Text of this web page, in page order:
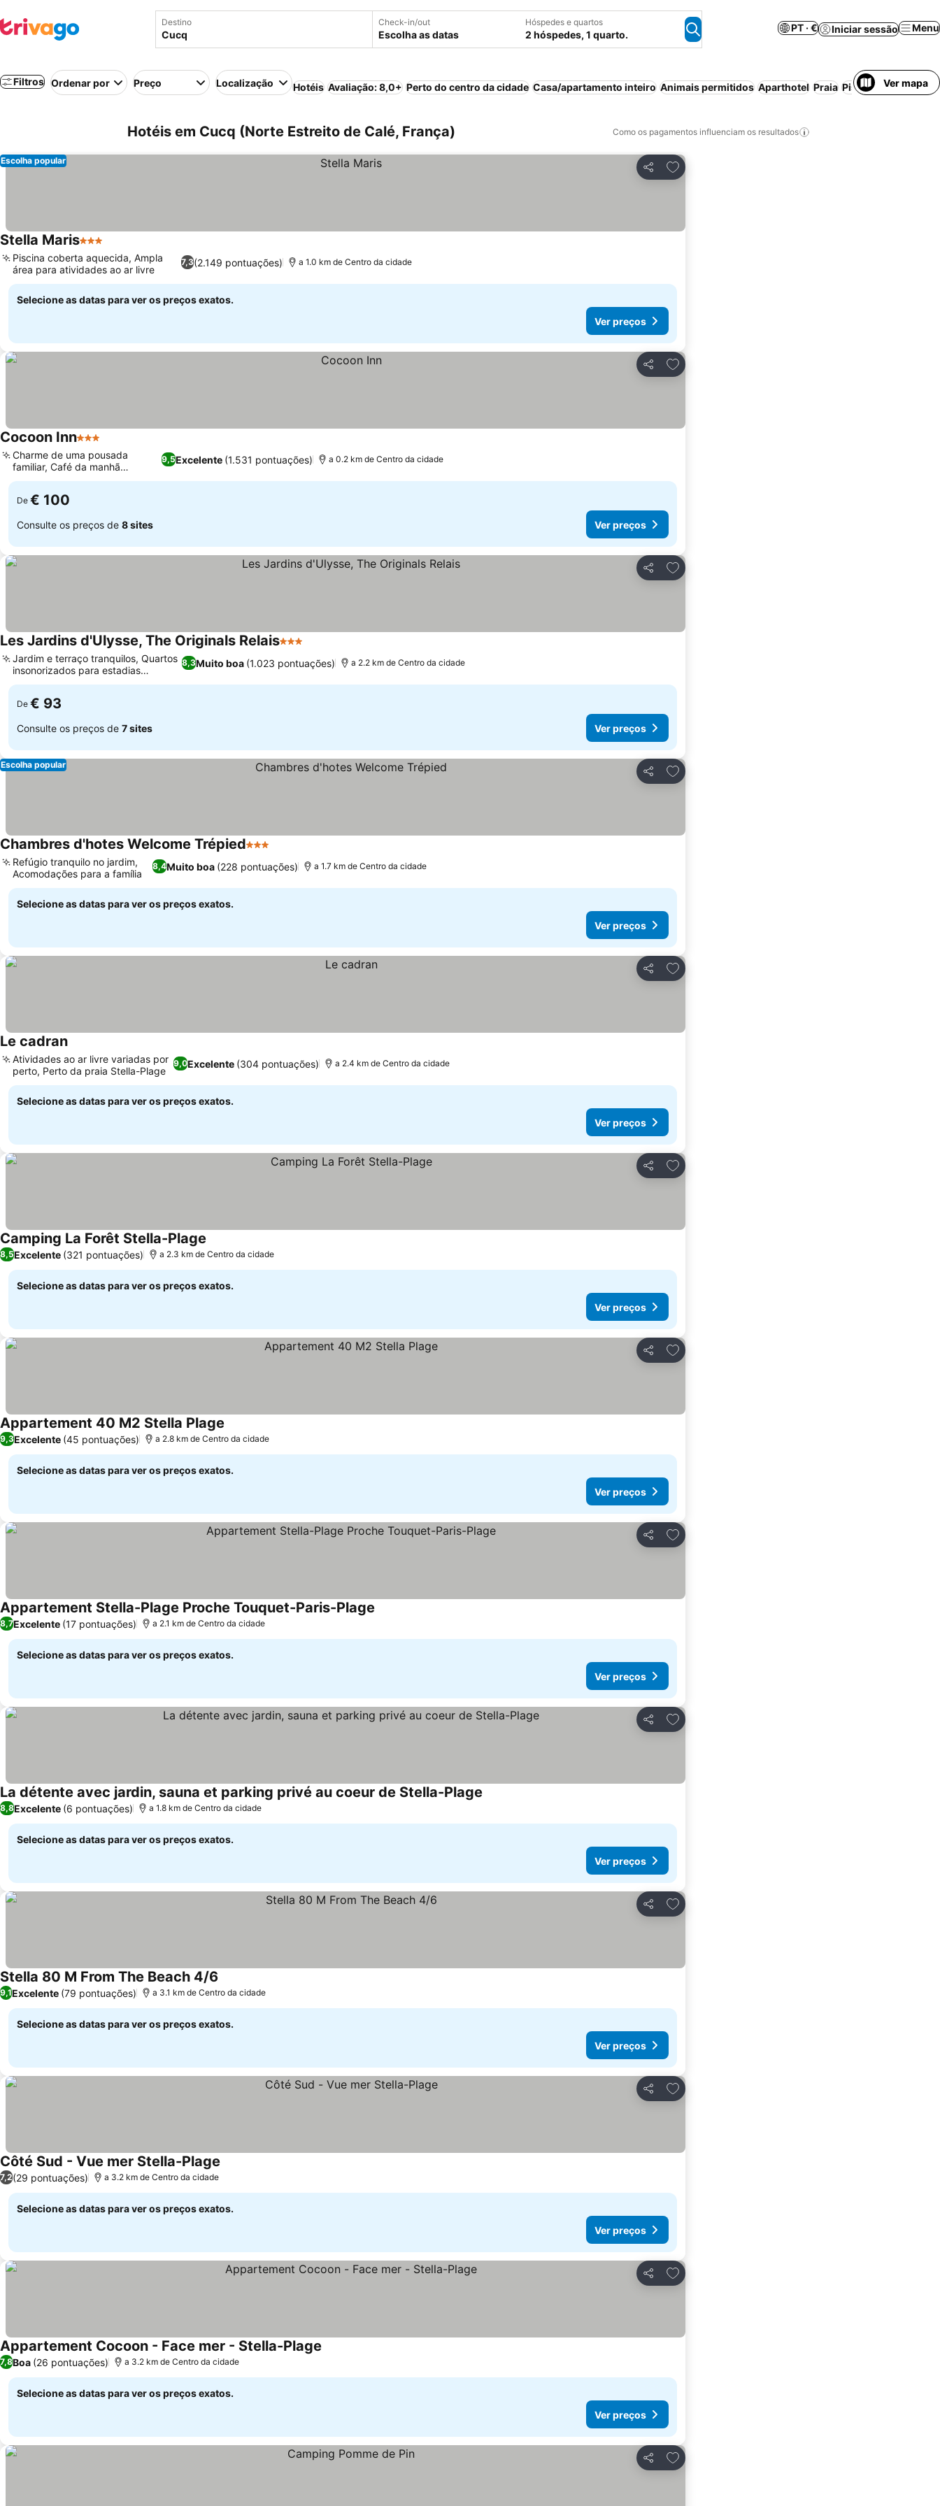
Destino Check-in/out
Escolha as datas
Hóspedes e quartos
2 hóspedes, 1 quarto.
PT · € Iniciar sessão Menu
Filtros Ordenar por Preço Localização Hotéis Avaliação: 8,0+ Perto do centro da cidade Casa/apartamento inteiro Animais permitidos Aparthotel Praia Piscina Ver mapa
Hotéis em Cucq (Norte Estreito de Calé, França) Como os pagamentos influenciam os resultados
Partilhar
Adicionar aos favoritos
Escolha popular
Stella Maris3 Estrelas
7,3(2.149 pontuações)
Piscina coberta aquecida, Ampla
área para atividades ao ar livre
a 1.0 km de Centro da cidade
Selecione as datas para ver os preços exatos.
Ver preços
Partilhar
Adicionar aos favoritos
Cocoon Inn3 Estrelas
9,5Excelente (1.531 pontuações)
Charme de uma pousada
familiar, Café da manhã
excepcional
a 0.2 km de Centro da cidade
De € 100
Consulte os preços de 8 sites Ver preços
Partilhar
Adicionar aos favoritos
Les Jardins d'Ulysse, The Originals Relais3 Estrelas
8,3Muito boa (1.023 pontuações)
Jardim e terraço tranquilos, Quartos
insonorizados para estadias
tranquilas
a 2.2 km de Centro da cidade
De € 93
Consulte os preços de 7 sites Ver preços
Partilhar
Adicionar aos favoritos
Escolha popular
Chambres d'hotes Welcome Trépied3 Estrelas
8,4Muito boa (228 pontuações)
Refúgio tranquilo no jardim,
Acomodações para a família
a 1.7 km de Centro da cidade
Selecione as datas para ver os preços exatos.
Ver preços
Partilhar
Adicionar aos favoritos
Le cadran
9,0Excelente (304 pontuações)
Atividades ao ar livre variadas por
perto, Perto da praia Stella-Plage
a 2.4 km de Centro da cidade
Selecione as datas para ver os preços exatos.
Ver preços
Partilhar
Adicionar aos favoritos
Camping La Forêt Stella-Plage
8,5Excelente (321 pontuações) a 2.3 km de Centro da cidade
Selecione as datas para ver os preços exatos.
Ver preços
Partilhar
Adicionar aos favoritos
Appartement 40 M2 Stella Plage
9,3Excelente (45 pontuações) a 2.8 km de Centro da cidade
Selecione as datas para ver os preços exatos.
Ver preços
Partilhar
Adicionar aos favoritos
Appartement Stella-Plage Proche Touquet-Paris-Plage
8,7Excelente (17 pontuações) a 2.1 km de Centro da cidade
Selecione as datas para ver os preços exatos.
Ver preços
Partilhar
Adicionar aos favoritos
La détente avec jardin, sauna et parking privé au coeur de Stella-Plage
8,8Excelente (6 pontuações) a 1.8 km de Centro da cidade
Selecione as datas para ver os preços exatos.
Ver preços
Partilhar
Adicionar aos favoritos
Stella 80 M From The Beach 4/6
9,1Excelente (79 pontuações) a 3.1 km de Centro da cidade
Selecione as datas para ver os preços exatos.
Ver preços
Partilhar
Adicionar aos favoritos
Côté Sud - Vue mer Stella-Plage
7,2(29 pontuações) a 3.2 km de Centro da cidade
Selecione as datas para ver os preços exatos.
Ver preços
Partilhar
Adicionar aos favoritos
Appartement Cocoon - Face mer - Stella-Plage
7,8Boa (26 pontuações) a 3.2 km de Centro da cidade
Selecione as datas para ver os preços exatos.
Ver preços
Partilhar
Adicionar aos favoritos